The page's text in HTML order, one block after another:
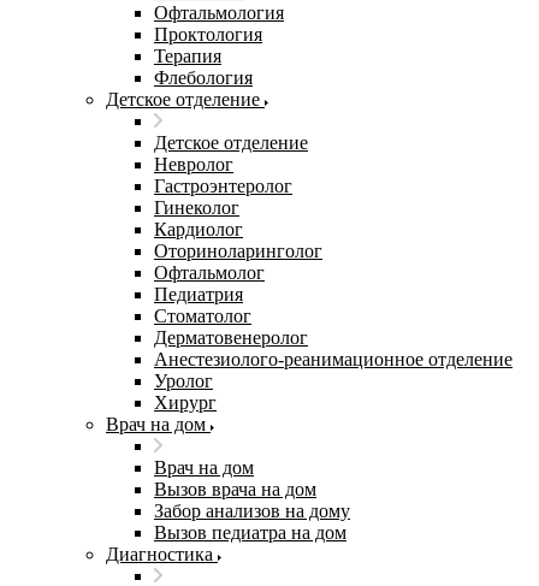
Офтальмология
Проктология
Терапия
Флебология
Детское отделение
Детское отделение
Невролог
Гастроэнтеролог
Гинеколог
Кардиолог
Оториноларинголог
Офтальмолог
Педиатрия
Стоматолог
Дерматовенеролог
Анестезиолого-реанимационное отделение
Уролог
Хирург
Врач на дом
Врач на дом
Вызов врача на дом
Забор анализов на дому
Вызов педиатра на дом
Диагностика